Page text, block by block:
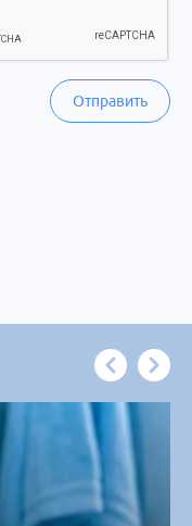
Отправить